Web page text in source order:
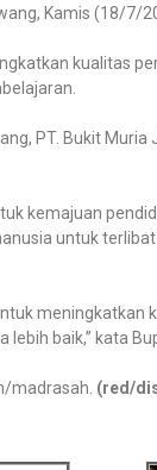
Kamis (18/7/
kualitas
PT. Bukit
kemajuan
untuk
meningkatkan
baik,” kata
madrasah. (red/